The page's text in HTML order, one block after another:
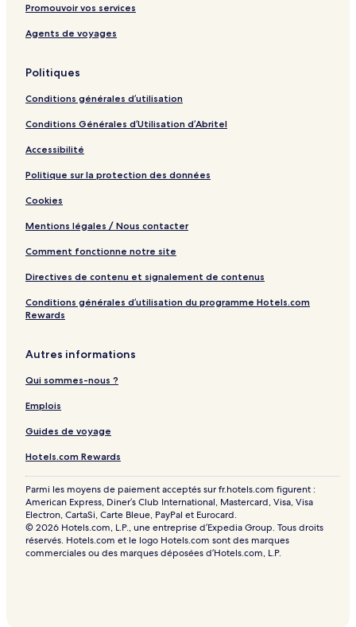
Promouvoir vos services
Agents de voyages
Politiques
Conditions générales d’utilisation
Conditions Générales d’Utilisation d’Abritel
Accessibilité
Politique sur la protection des données
Cookies
Mentions légales / Nous contacter
Comment fonctionne notre site
Directives de contenu et signalement de contenus
Conditions générales d’utilisation du programme Hotels.com
Rewards
Autres informations
Qui sommes-nous ?
Emplois
Guides de voyage
Hotels.com Rewards
Parmi les moyens de paiement acceptés sur fr.hotels.com figurent :
American Express, Diner’s Club International, Mastercard, Visa, Visa
Electron, CartaSi, Carte Bleue, PayPal et Eurocard.
© 2026 Hotels.com, L.P., une entreprise d’Expedia Group. Tous droits
réservés. Hotels.com et le logo Hotels.com sont des marques
commerciales ou des marques déposées d’Hotels.com, L.P.